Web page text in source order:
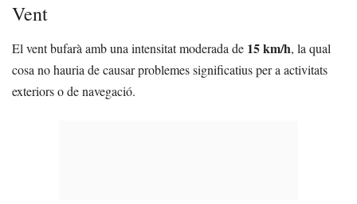
Vent
El vent bufarà amb una intensitat moderada de 15 km/h, la qual
cosa no hauria de causar problemes significatius per a activitats
exteriors o de navegació.